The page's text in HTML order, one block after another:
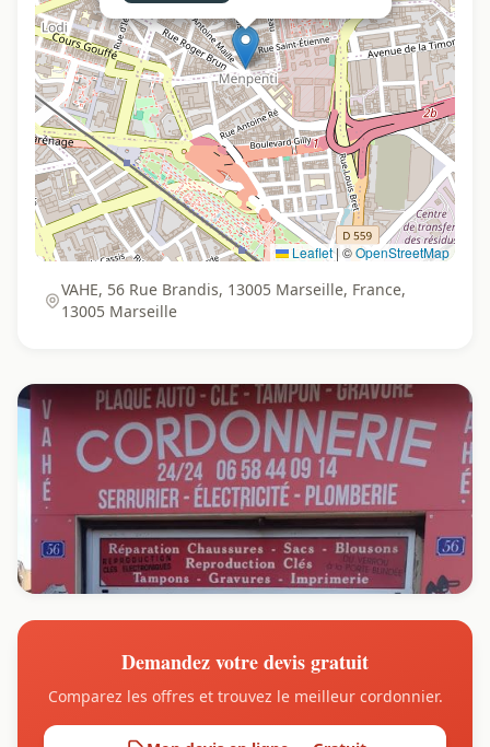
Leaflet | ©OpenStreetMap
VAHE, 56 Rue Brandis, 13005 Marseille, France,
13005 Marseille
Demandez votre devis gratuit
Comparez les offres et trouvez le meilleur cordonnier.